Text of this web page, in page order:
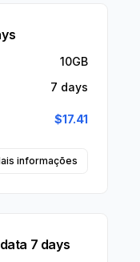
10GB
7 days
$17.41
informações
7 days